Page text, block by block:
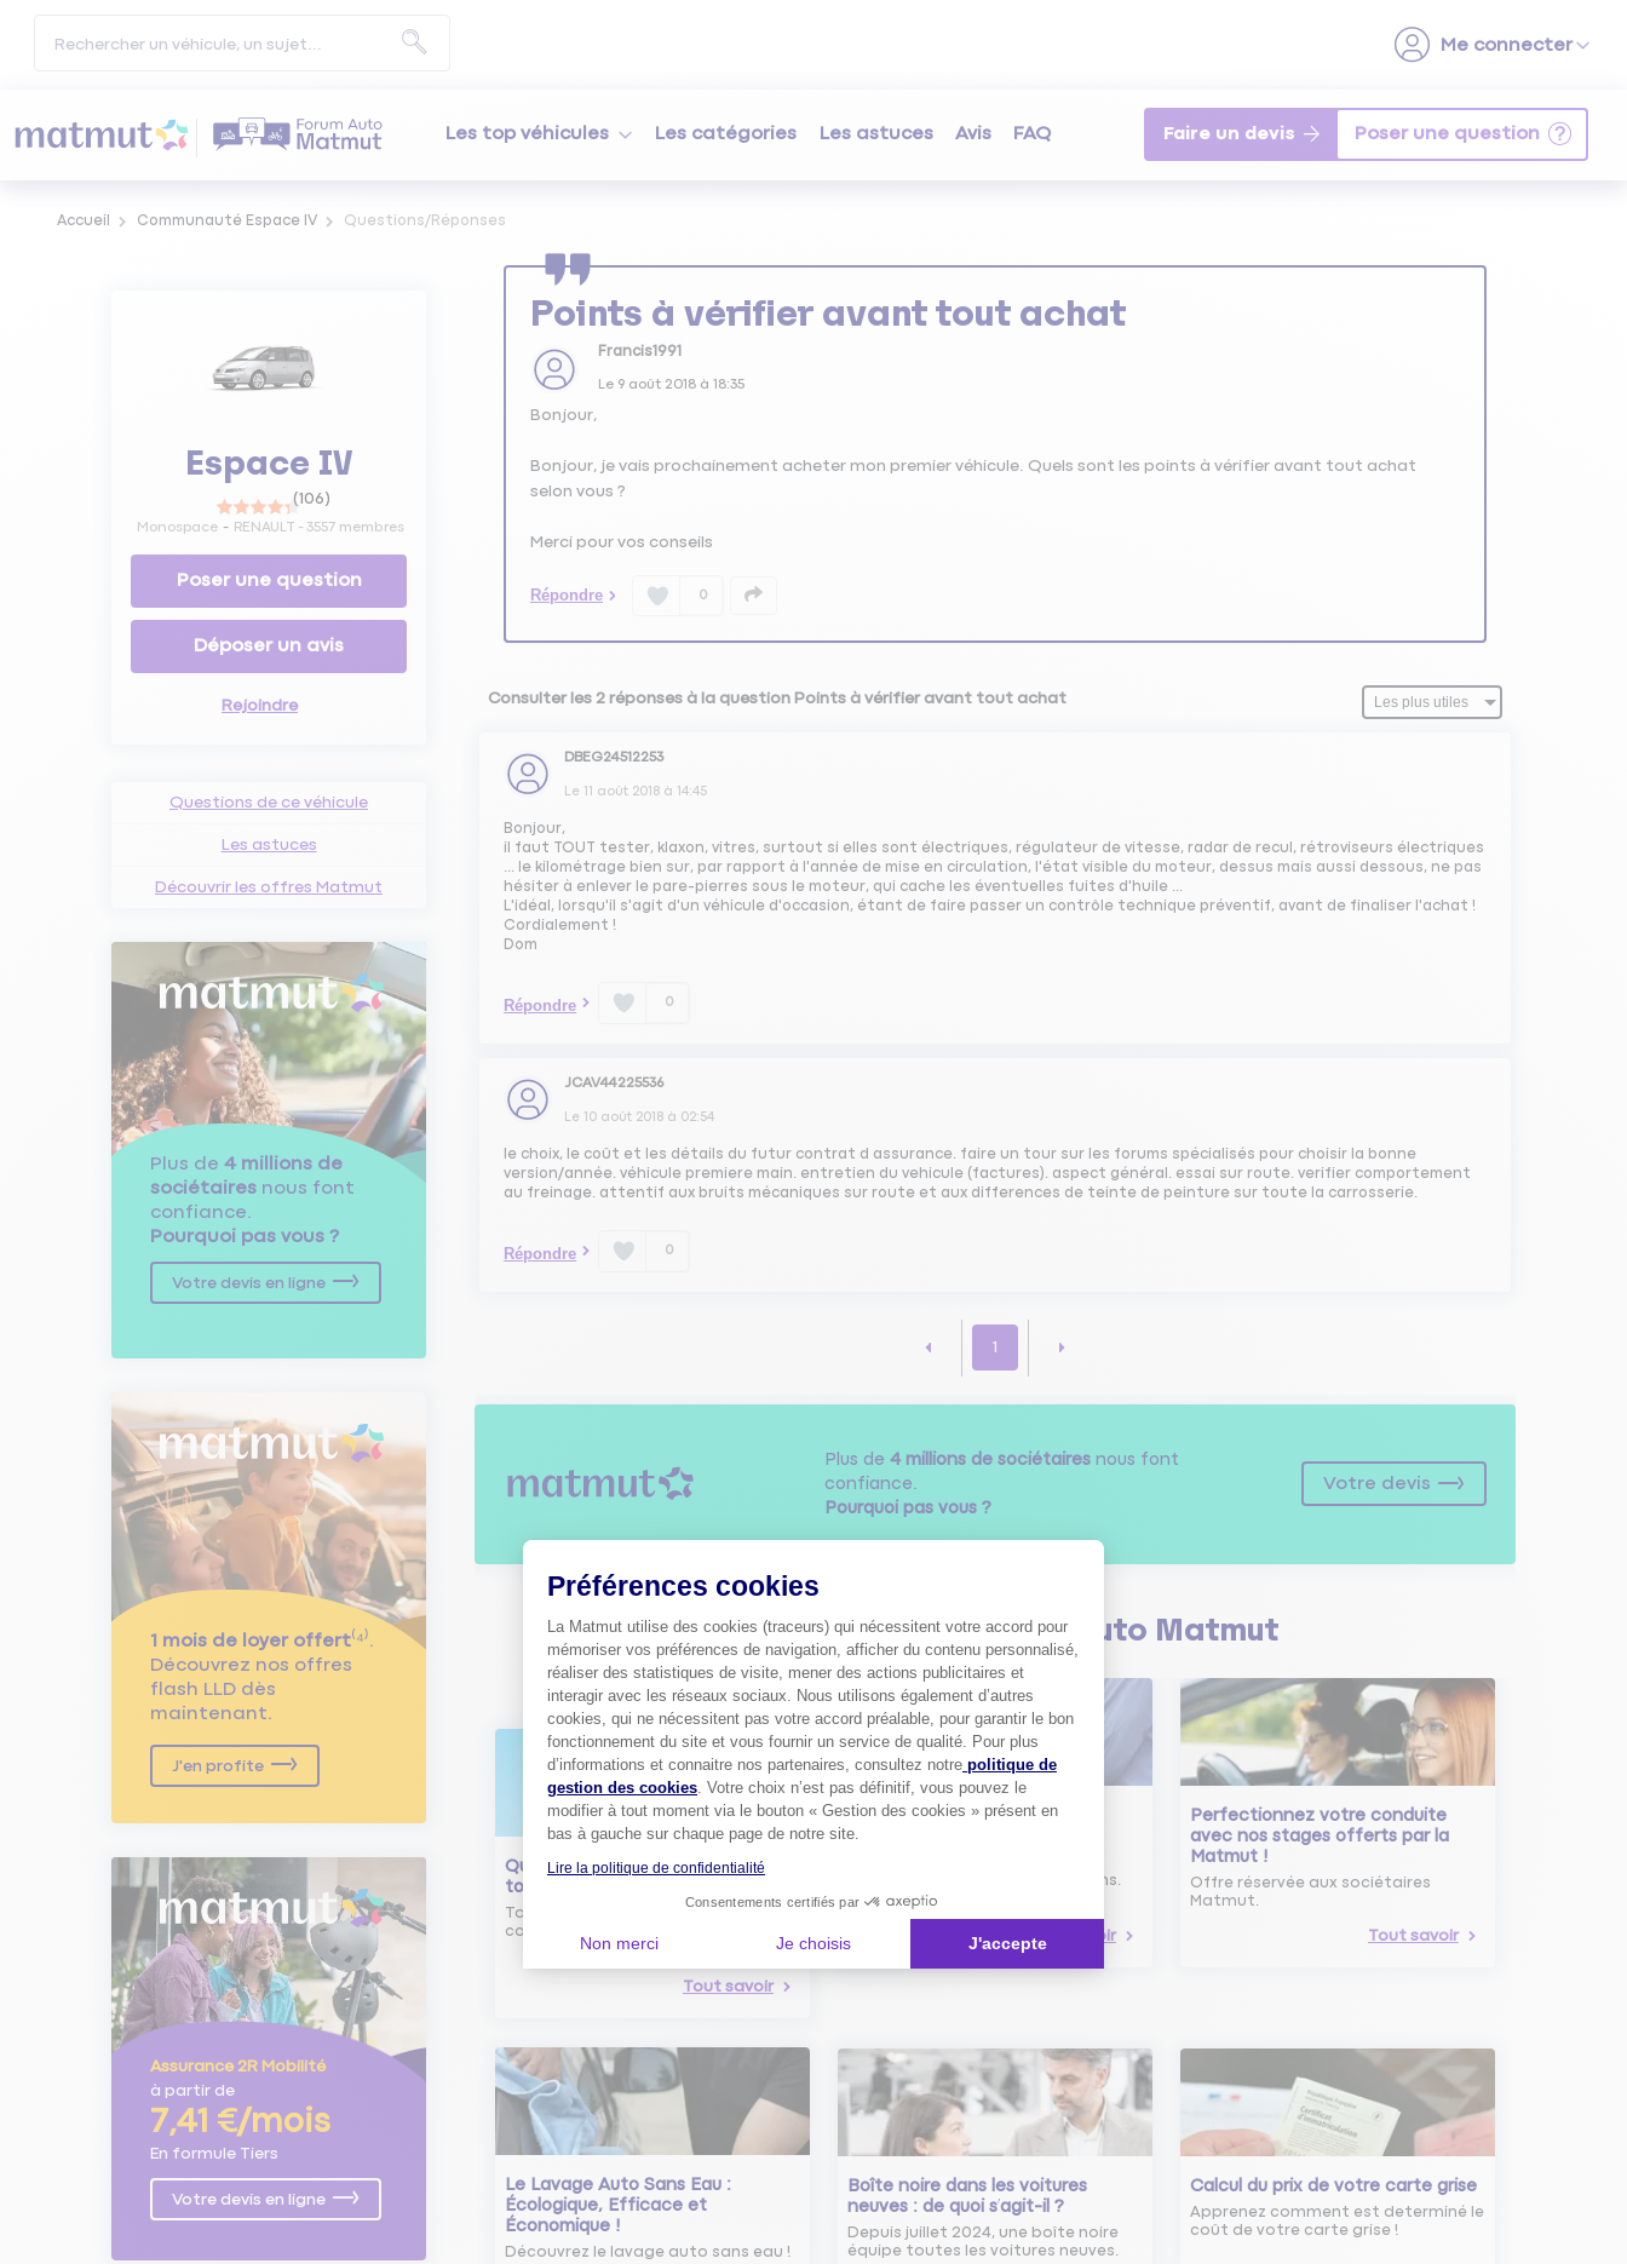
Les top véhicules Les catégories Les astuces Avis FAQ Faire un devis
Accueil Communauté Espace IV Questions/Réponses
Espace IV
(106)
Monospace RENAULT - 3557membres
Poser une question
Déposer un avis
Rejoindre
Questions de ce véhicule
Les astuces
Découvrir les offres Matmut
Plus de 4 millions de
sociétaires nous font
confiance.
Pourquoi pas vous ?
Votre devis en ligne
1 mois de loyer offert⁽⁴⁾.
Découvrez nos offres
flash LLD dès
maintenant.
J'en profite
Assurance 2R Mobilité
à partir de
7,41 €/mois
En formule Tiers
Votre devis en ligne
Points à vérifier avant tout achat
Francis1991
Le 9 août 2018à 18:35
Bonjour,
Bonjour, je vais prochainement acheter mon premier véhicule. Quels sont les points à vérifier avant tout achat
selon vous ?
Merci pour vos conseils
Répondre 0
Consulter les 2 réponses à la question Points à vérifier avant tout achat
DBEG24512253
Le 11 août 2018 à 14:45
Bonjour,
il faut TOUT tester, klaxon, vitres, surtout si elles sont électriques, régulateur de vitesse, radar de recul, rétroviseurs électriques
... le kilométrage bien sur, par rapport à l'année de mise en circulation, l'état visible du moteur, dessus mais aussi dessous, ne pas
hésiter à enlever le pare-pierres sous le moteur, qui cache les éventuelles fuites d'huile ...
L'idéal, lorsqu'il s'agit d'un véhicule d'occasion, étant de faire passer un contrôle technique préventif, avant de finaliser l'achat !
Cordialement !
Dom
Répondre 0
JCAV44225536
Le 10 août 2018 à 02:54
le choix, le coût et les détails du futur contrat d assurance. faire un tour sur les forums spécialisés pour choisir la bonne
version/année. véhicule premiere main. entretien du vehicule (factures). aspect général. essai sur route. verifier comportement
au freinage. attentif aux bruits mécaniques sur route et aux differences de teinte de peinture sur toute la carrosserie.
Répondre 0
1
Plus de 4 millions de sociétairesnous font
confiance.
Pourquoi pas vous ?
Votre devis
Découvrez lesconseils Auto Matmut
Qu'est-ce que le nouveau radar
tourelle ?
Tout savoir sur le radar tourelle et
comment éviter les infractions.
Tout savoir
Comment bien choisir son
assurance auto ?
assurance auto selon vos besoins.
Tout savoir
Perfectionnez votre conduite
avec nos stages offerts par la
Matmut !
Offre réservée aux sociétaires
Matmut.
Tout savoir
Le Lavage Auto Sans Eau :
Écologique, Efficace et
Économique !
Découvrez le lavage auto sans eau !
Boîte noire dans les voitures
neuves : de quoi s’agit-il ?
Depuis juillet 2024, une boîte noire
équipe toutes les voitures neuves.
Calcul du prix de votre carte grise
Apprenez comment est determiné le
coût de votre carte grise !
Préférences cookies
La Matmut utilise des cookies (traceurs) qui nécessitent votre accord pour
mémoriser vos préférences de navigation, afficher du contenu personnalisé,
réaliser des statistiques de visite, mener des actions publicitaires et
interagir avec les réseaux sociaux. Nous utilisons également d’autres
cookies, qui ne nécessitent pas votre accord préalable, pour garantir le bon
fonctionnement du site et vous fournir un service de qualité. Pour plus
d’informations et connaitre nos partenaires, consultez notre politique de
gestion des cookies. Votre choix n’est pas définitif, vous pouvez le
modifier à tout moment via le bouton « Gestion des cookies » présent en
bas à gauche sur chaque page de notre site.
Lire la politique de confidentialité
Consentements certifiés par
Non merci Je choisis J'accepte
Axeptio consent